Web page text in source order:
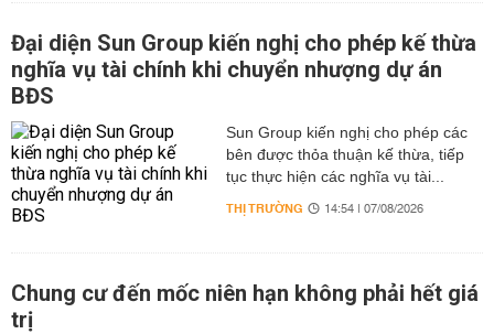
Đại diện Sun Group kiến nghị cho phép kế thừa
nghĩa vụ tài chính khi chuyển nhượng dự án
BĐS
Sun Group kiến nghị cho phép các
bên được thỏa thuận kế thừa, tiếp
tục thực hiện các nghĩa vụ tài...
THỊ TRƯỜNG 14:54 | 07/08/2026
Chung cư đến mốc niên hạn không phải hết giá
trị